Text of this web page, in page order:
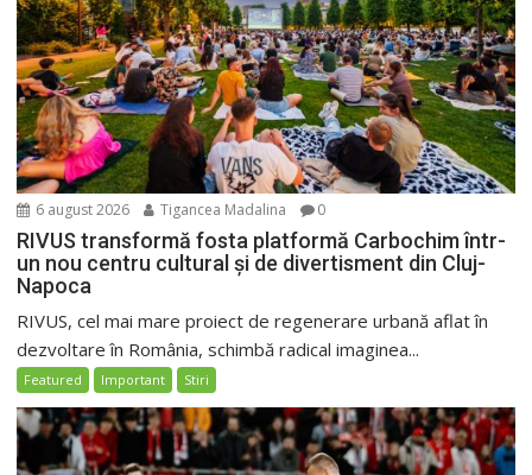
6 august 2026 Tigancea Madalina 0
RIVUS transformă fosta platformă Carbochim într-
un nou centru cultural și de divertisment din Cluj-
Napoca
RIVUS, cel mai mare proiect de regenerare urbană aflat în
dezvoltare în România, schimbă radical imaginea...
Featured Important Stiri